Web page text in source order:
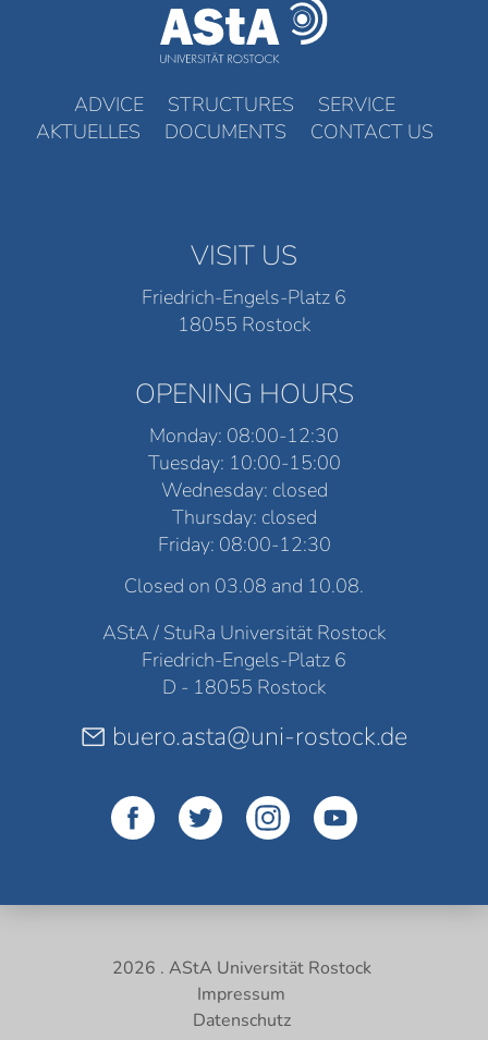
ADVICE STRUCTURES
SERVICE
AKTUELLES
DOCUMENTS CONTACT US
VISIT US
Friedrich-Engels-Platz 6
18055 Rostock
OPENING HOURS
Monday: 08:00-12:30
Tuesday: 10:00-15:00
Wednesday: closed
Thursday: closed
Friday: 08:00-12:30
Closed on 03.08 and 10.08.
AStA / StuRa Universität Rostock
Friedrich-Engels-Platz 6
D - 18055 Rostock
buero.asta@uni-rostock.de
2026 . AStA Universität Rostock
Impressum
Datenschutz